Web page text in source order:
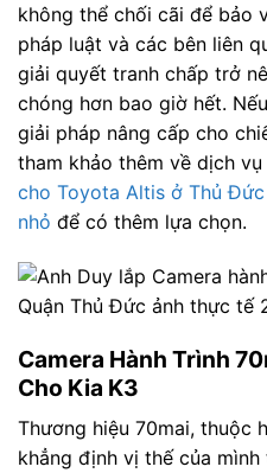
không thể chối cãi để bảo
pháp luật và các bên liên
giải quyết tranh chấp trở
chóng hơn bao giờ hết.
giải pháp nâng cấp cho
tham khảo thêm về dịch vụ
cho Toyota Altis ở Thủ
nhỏ để có thêm lựa chọn.
Camera Hành Trình
Cho Kia K3
Thương hiệu 70mai, thuộc
khẳng định vị thế của